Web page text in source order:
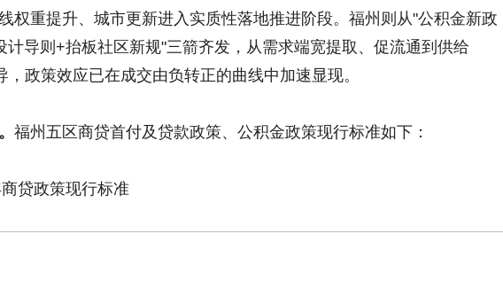
权重提升、城市更新进入实质性落地推进阶段。福州则从"公积金新政
计导则+抬板社区新规"三箭齐发，从需求端宽提取、促流通到供给
，政策效应已在成交由负转正的曲线中加速显现。
福州五区商贷首付及贷款政策、公积金政策现行标准如下：
贷政策现行标准